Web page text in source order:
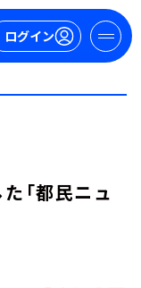
ログイン
「都民ニュ